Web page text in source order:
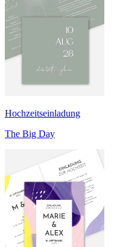
Hochzeitseinladung
The Big Day